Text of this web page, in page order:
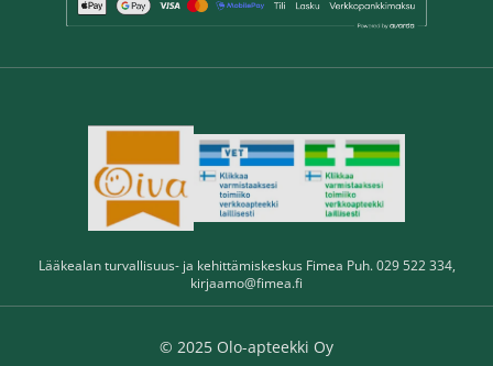
Lääkealan turvallisuus- ja kehittämiskeskus Fimea Puh. 029 522 334,
kirjaamo@fimea.fi
© 2025 Olo-apteekki Oy